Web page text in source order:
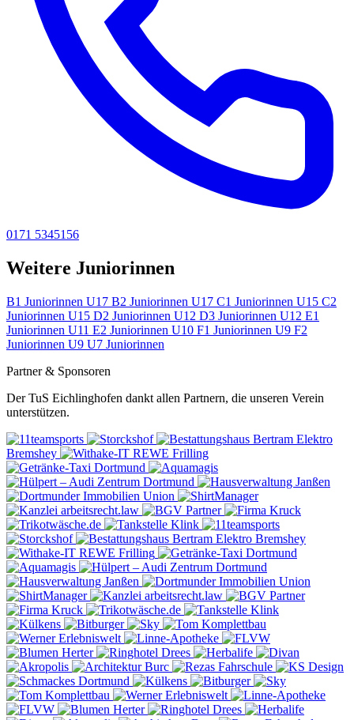
0171 5345156
Weitere Juniorinnen
B1 Juniorinnen U17 B2 Juniorinnen U17 C1 Juniorinnen U15 C2
Juniorinnen U15 D2 Juniorinnen U12 D3 Juniorinnen U12 E1
Juniorinnen U11 E2 Juniorinnen U10 F1 Juniorinnen U9 F2
Juniorinnen U9 U7 Juniorinnen
Partner & Sponsoren
Der TuS Eichlinghofen dankt allen Partnern, die unseren Verein
unterstützen.
Elektro
Bremshey
REWE Frilling
Elektro Bremshey
REWE Frilling